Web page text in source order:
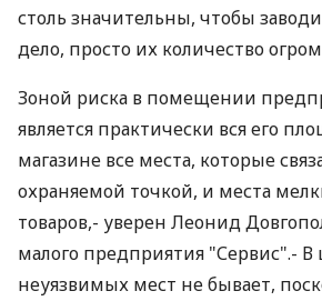
столь значительны, чтобы
дело, просто их количество
Зоной риска в помещении
является практически вся его
магазине все места, которые
охраняемой точкой, и места
товаров,- уверен Леонид
малого предприятия "Сервис".- В
неуязвимых мест не бывает,